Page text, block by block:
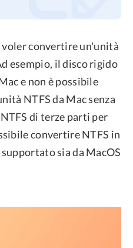
voler convertire un'unità
esempio, il disco rigido
e non è possibile
NTFS da Mac senza
di terze parti per
convertire NTFS in
sia da MacOS